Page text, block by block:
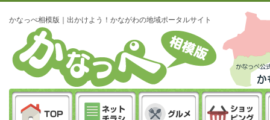
かなっぺ相模版｜出かけよう！かながわの地域ポータルサイト